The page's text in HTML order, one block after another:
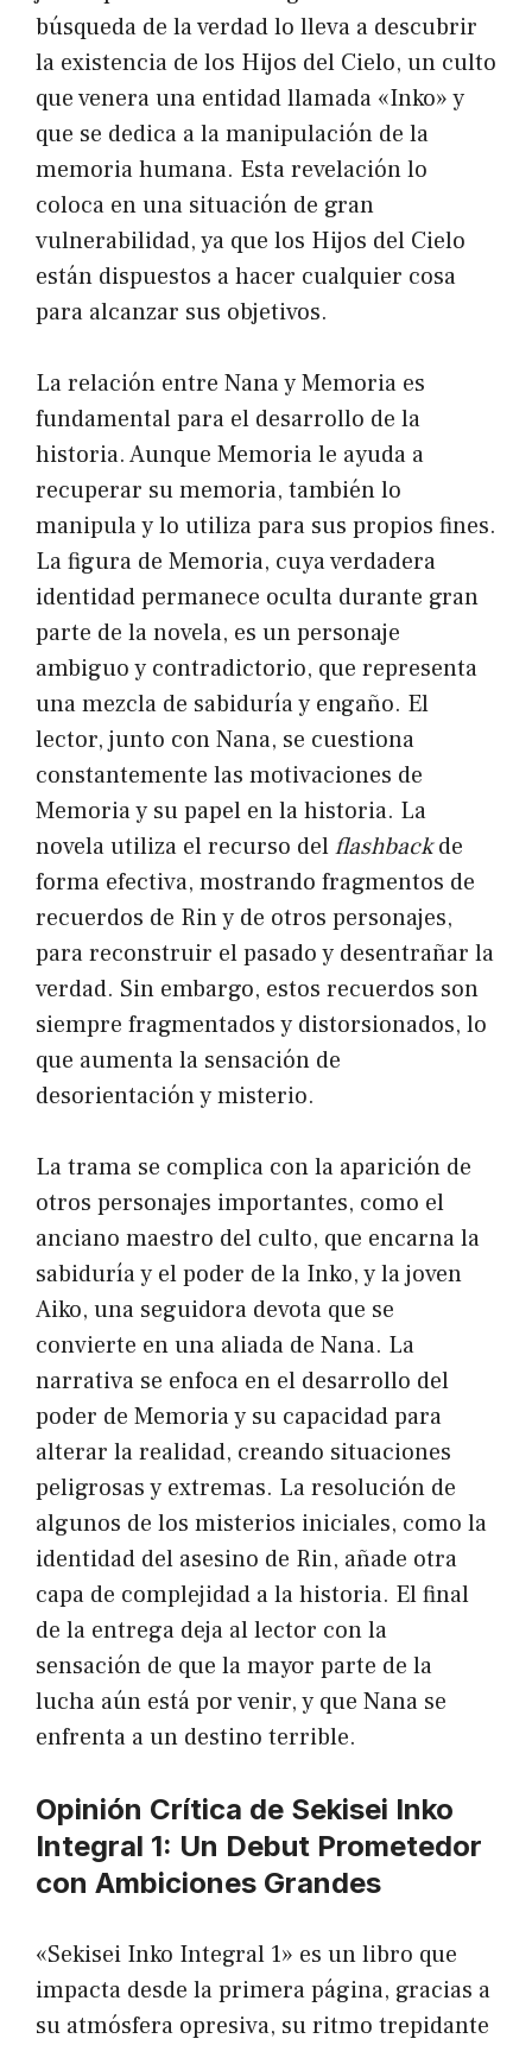
búsqueda de la verdad lo lleva a descubrir
la existencia de los Hijos del Cielo, un culto
que venera una entidad llamada «Inko» y
que se dedica a la manipulación de la
memoria humana. Esta revelación lo
coloca en una situación de gran
vulnerabilidad, ya que los Hijos del Cielo
están dispuestos a hacer cualquier cosa
para alcanzar sus objetivos.
La relación entre Nana y Memoria es
fundamental para el desarrollo de la
historia. Aunque Memoria le ayuda a
recuperar su memoria, también lo
manipula y lo utiliza para sus propios fines.
La figura de Memoria, cuya verdadera
identidad permanece oculta durante gran
parte de la novela, es un personaje
ambiguo y contradictorio, que representa
una mezcla de sabiduría y engaño. El
lector, junto con Nana, se cuestiona
constantemente las motivaciones de
Memoria y su papel en la historia. La
novela utiliza el recurso delflashbackde
forma efectiva, mostrando fragmentos de
recuerdos de Rin y de otros personajes,
para reconstruir el pasado y desentrañar la
verdad. Sin embargo, estos recuerdos son
siempre fragmentados y distorsionados, lo
que aumenta la sensación de
desorientación y misterio.
La trama se complica con la aparición de
otros personajes importantes, como el
anciano maestro del culto, que encarna la
sabiduría y el poder de la Inko, y la joven
Aiko, una seguidora devota que se
convierte en una aliada de Nana. La
narrativa se enfoca en el desarrollo del
poder de Memoria y su capacidad para
alterar la realidad, creando situaciones
peligrosas y extremas. La resolución de
algunos de los misterios iniciales, como la
identidad del asesino de Rin, añade otra
capa de complejidad a la historia. El final
de la entrega deja al lector con la
sensación de que la mayor parte de la
lucha aún está por venir, y que Nana se
enfrenta a un destino terrible.
Opinión Crítica de Sekisei Inko
Integral 1: Un Debut Prometedor
con Ambiciones Grandes
«Sekisei Inko Integral 1» es un libro que
impacta desde la primera página, gracias a
su atmósfera opresiva, su ritmo trepidante